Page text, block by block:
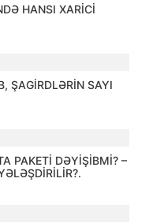
HANSI XARİCİ
ŞAGİRDLƏRİN SAYI
PAKETİ DƏYİŞİBMİ? –